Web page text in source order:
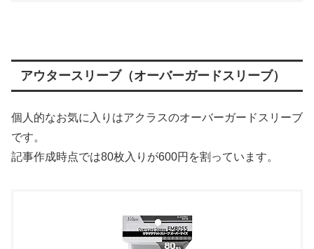
アウタースリーブ（オーバーガードスリーブ）
個人的なお気に入りはアクラスのオーバーガードスリーブ
です。
記事作成時点では80枚入りが600円を割っています。